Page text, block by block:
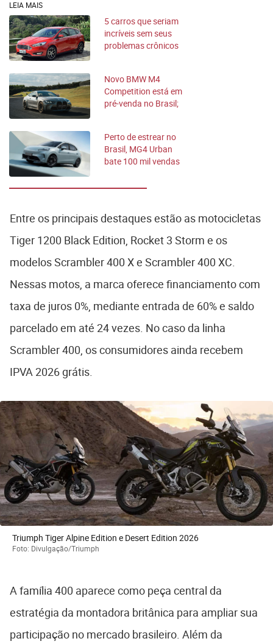
LEIA MAIS
5 carros que seriam
incríveis sem seus
problemas crônicos
Novo BMW M4
Competition está em
pré-venda no Brasil;
Perto de estrear no
Brasil, MG4 Urban
bate 100 mil vendas
Entre os principais destaques estão as motocicletas
Tiger 1200 Black Edition, Rocket 3 Storm e os
modelos Scrambler 400 X e Scrambler 400 XC.
Nessas motos, a marca oferece financiamento com
taxa de juros 0%, mediante entrada de 60% e saldo
parcelado em até 24 vezes. No caso da linha
Scrambler 400, os consumidores ainda recebem
IPVA 2026 grátis.
Triumph Tiger Alpine Edition e Desert Edition 2026
Foto: Divulgação/Triumph
A família 400 aparece como peça central da
estratégia da montadora britânica para ampliar sua
participação no mercado brasileiro. Além da